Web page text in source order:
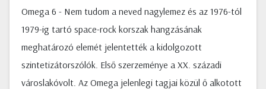
Omega 6 - Nem tudom a neved nagylemez és az 1976-tól
1979-ig tartó space-rock korszak hangzásának
meghatározó elemét jelentették a kidolgozott
szintetizátorszólók. Első szerzeménye a XX. századi
városlakóvolt. Az Omega jelenlegi tagjai közül ő alkotott